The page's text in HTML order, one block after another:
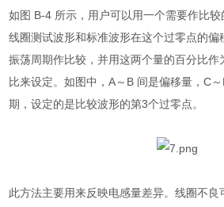
如图 B-4 所示，用户可以用一个需要作比
线圈测试波形和标准波形在这个过零点的偏
振荡周期作比较，并用这两个量的百分比作
比来设定。如图中，A～ B 间是偏移量，C～
期，设定的是比较波形的第3个过零点。
此方法主要用来反映电感量差异。线圈不良